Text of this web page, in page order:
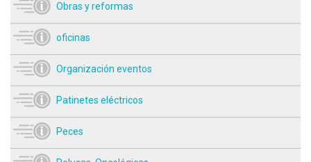
Obras y reformas
oficinas
Organización eventos
Patinetes eléctricos
Peces